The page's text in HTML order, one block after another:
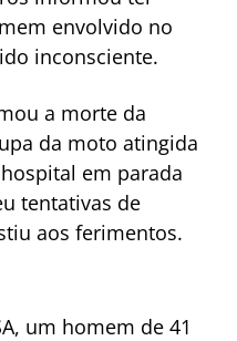
envolvido no
inconsciente.
a morte da
da moto atingida
em parada
tentativas de
aos ferimentos.
um homem de 41